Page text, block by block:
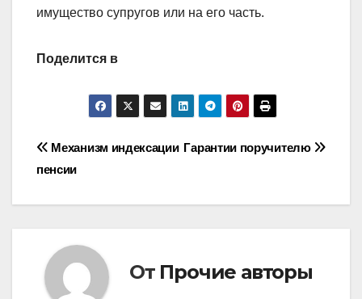
имущество супругов или на его часть.
Поделится в
Навигация
Гарантии поручителю
Механизм индексации
пенсии
От Прочие авторы